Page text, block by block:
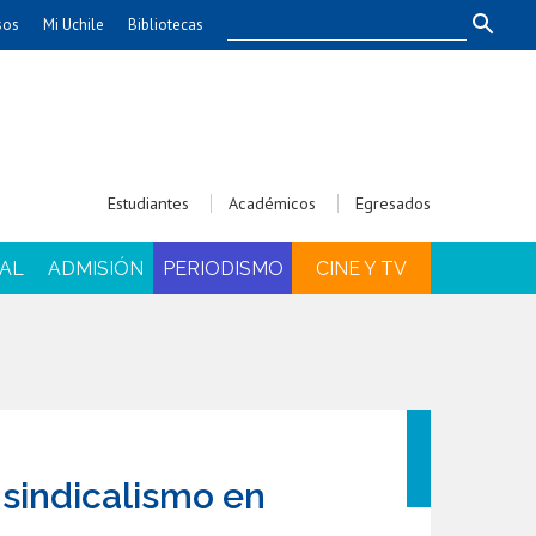
Economía y Negocios
Gobierno
Mi Uchile Bibliotecas
Estudiantes Académicos Egresados
ADMISIÓN PERIODISMO CINE Y TV
en